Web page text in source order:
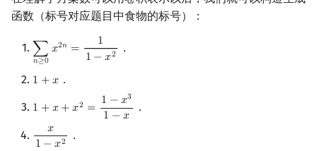
函数（标号对应题目中食物的标号）：
∑
𝑛≥0
𝑥2𝑛 =
1
1 −𝑥2
∑n ≥ 0x2 n= 11−x2 ．
1 +𝑥
1 +x ．
1 +𝑥+𝑥2 = 1 −𝑥3
1 −𝑥
1 +x+ x2= 1−x 31 x ．
𝑥
1 −𝑥2
x1−x2 ．